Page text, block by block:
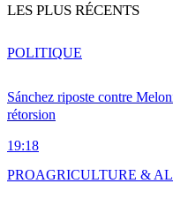
LES PLUS RÉCENTS
Sánchez riposte contre
rétorsion
19:18
POLITIQUE
PROAGRICULTURE &